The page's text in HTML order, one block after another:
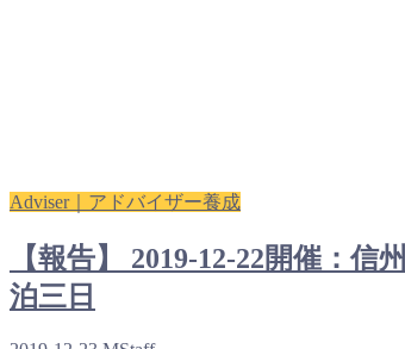
Adviser｜アドバイザー養成
【報告】 2019-12-22開催：
泊三日